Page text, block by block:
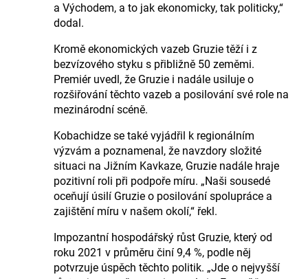
a Východem, a to jak ekonomicky, tak politicky,“
dodal.
Kromě ekonomických vazeb Gruzie těží i z
bezvízového styku s přibližně 50 zeměmi.
Premiér uvedl, že Gruzie i nadále usiluje o
rozšiřování těchto vazeb a posilování své role na
mezinárodní scéně.
Kobachidze se také vyjádřil k regionálním
výzvám a poznamenal, že navzdory složité
situaci na Jižním Kavkaze, Gruzie nadále hraje
pozitivní roli při podpoře míru. „Naši sousedé
oceňují úsilí Gruzie o posilování spolupráce a
zajištění míru v našem okolí,“ řekl.
Impozantní hospodářský růst Gruzie, který od
roku 2021 v průměru činí 9,4 %, podle něj
potvrzuje úspěch těchto politik. „Jde o nejvyšší